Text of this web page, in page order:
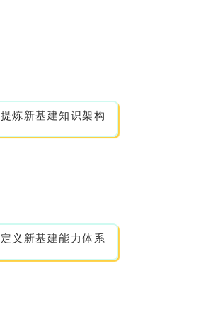
提炼新基建知识架构
定义新基建能力体系